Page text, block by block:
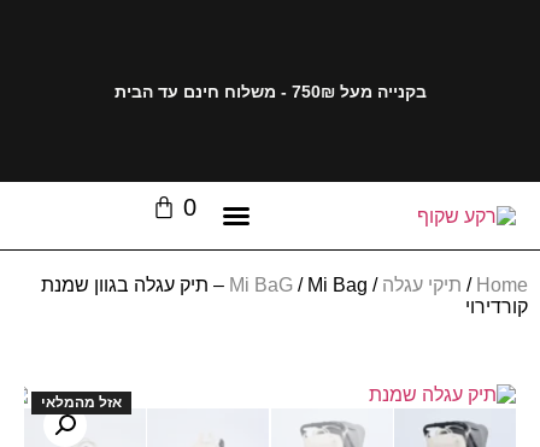
בקנייה מעל 750₪ - משלוח חינם עד הבית
0
Home
/ תיקי עגלה /
Mi BaG / Mi Bag – תיק עגלה בגוון שמנת
קורדירוי